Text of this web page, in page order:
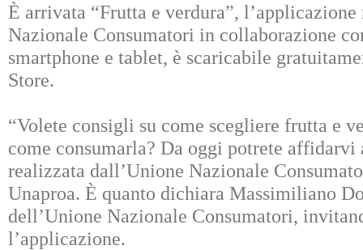
È arrivata “Frutta e verdura”,
Nazionale Consumatori in collaborazione
smartphone e tablet, è scaricabile
Store.
“Volete consigli su come scegliere frutta e
come consumarla? Da oggi potrete affidarvi
realizzata dall’Unione Nazionale
Unaproa. È quanto dichiara Massimiliano
dell’Unione Nazionale Consumatori,
l’applicazione.